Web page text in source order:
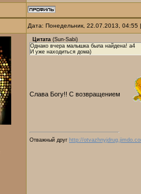
Дата: Понедельник, 22.07.2013,
Цитата (Sun-Sabi)
Однако вчера малышка была найдена! a4
И уже находиться дома)
Слава Богу!! С возвращением
Отважный друг http://